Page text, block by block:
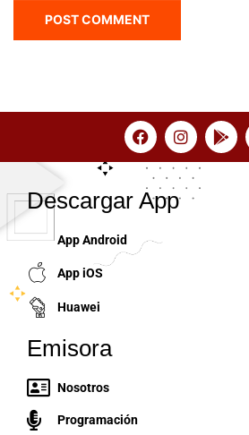
Descargar App
App Android
App iOS
Huawei
Emisora
Nosotros
Programación